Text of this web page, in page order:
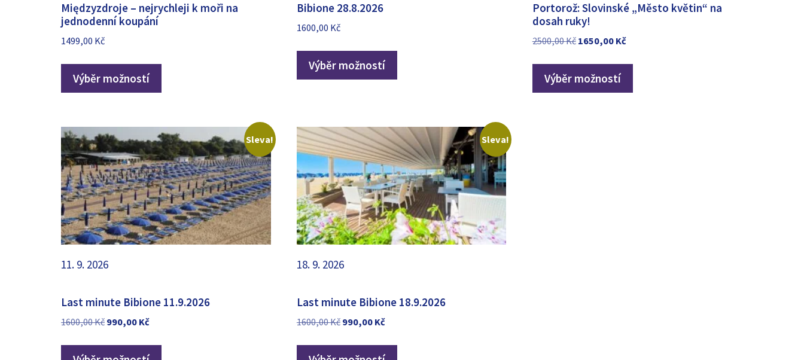
Międzyzdroje – nejrychleji k moři na
jednodenní koupání
1499,00 Kč
Výběr možností
Bibione 28.8.2026
1600,00 Kč
Výběr možností
Portorož: Slovinské „Město květin“ na
dosah ruky!
2500,00Kč Původní
2500,00 Kč.
1650,00 KčAktuální
Výběr možností
Sleva!
11. 9. 2026
Last minute Bibione 11.9.2026
1600,00Kč Původní
990,00 KčAktuální
Sleva!
18. 9. 2026
Last minute Bibione 18.9.2026
1600,00Kč Původní
990,00 KčAktuální